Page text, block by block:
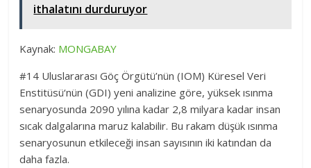
ithalatını durduruyor
Kaynak: MONGABAY
#14 Uluslararası Göç Örgütü’nün (IOM) Küresel Veri
Enstitüsü‘nün (GDI) yeni analizine göre, yüksek ısınma
senaryosunda 2090 yılına kadar 2,8 milyara kadar insan
sıcak dalgalarına maruz kalabilir. Bu rakam düşük ısınma
senaryosunun etkileceği insan sayısının iki katından da
daha fazla.